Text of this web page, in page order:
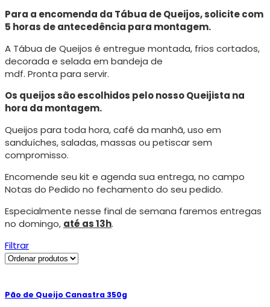
Para a encomenda da Tábua de Queijos, solicite com
5 horas de antecedência para montagem.
A Tábua de Queijos é entregue montada, frios cortados,
decorada e selada em bandeja de
mdf. Pronta para servir.
Os queijos são escolhidos pelo nosso Queijista na
hora da montagem.
Queijos para toda hora, café da manhã, uso em
sanduíches, saladas, massas ou petiscar sem
compromisso.
Encomende seu kit e agenda sua entrega, no campo
Notas do Pedido no fechamento do seu pedido.
Especialmente nesse final de semana faremos entregas
no domingo, até as 13h.
Filtrar
Pão de Queijo Canastra 350g